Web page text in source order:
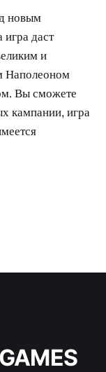
новым
даст
и
Наполеоном
Вы сможете
кампании, игра